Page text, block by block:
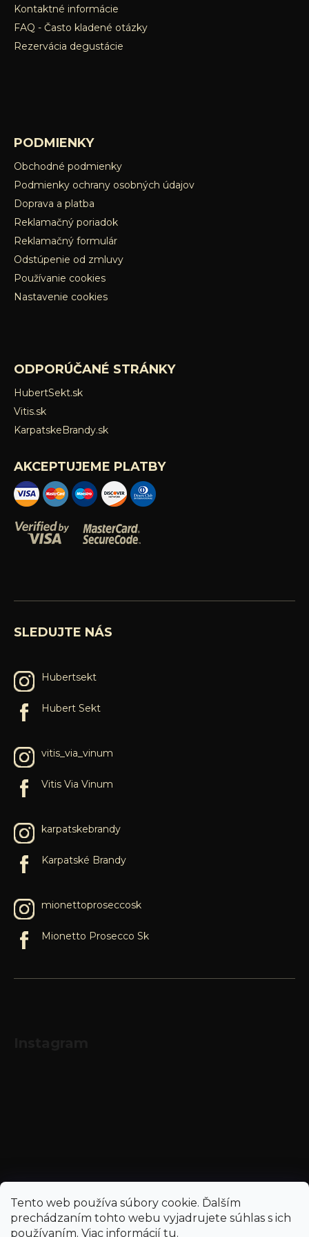
Tento web používa súbory cookie. Ďalším
prechádzaním tohto webu vyjadrujete súhlas s ich
používaním. Viac informácií tu.
Kontaktné informácie
FAQ - Často kladené otázky
Rezervácia degustácie
PODMIENKY
Obchodné podmienky
Podmienky ochrany osobných údajov
Doprava a platba
Reklamačný poriadok
Reklamačný formulár
Odstúpenie od zmluvy
Používanie cookies
Nastavenie cookies
ODPORÚČANÉ STRÁNKY
HubertSekt.sk
Vitis.sk
KarpatskeBrandy.sk
AKCEPTUJEME PLATBY
SLEDUJTE NÁS
Hubertsekt
Hubert Sekt
vitis_via_vinum
Vitis Via Vinum
karpatskebrandy
Karpatské Brandy
mionettoproseccosk
Mionetto Prosecco Sk